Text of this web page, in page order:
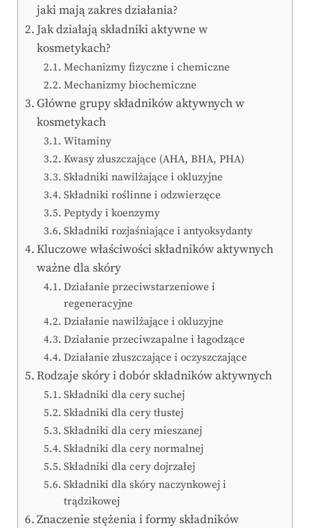
jaki mają zakres działania?
Jak działają składniki aktywne w
kosmetykach?
Mechanizmy fizyczne i chemiczne
Mechanizmy biochemiczne
Główne grupy składników aktywnych w
kosmetykach
Witaminy
Kwasy złuszczające (AHA, BHA, PHA)
Składniki nawilżające i okluzyjne
Składniki roślinne i odzwierzęce
Peptydy i koenzymy
Składniki rozjaśniające i antyoksydanty
Kluczowe właściwości składników aktywnych
ważne dla skóry
Działanie przeciwstarzeniowe i
regeneracyjne
Działanie nawilżające i okluzyjne
Działanie przeciwzapalne i łagodzące
Działanie złuszczające i oczyszczające
Rodzaje skóry i dobór składników aktywnych
Składniki dla cery suchej
Składniki dla cery tłustej
Składniki dla cery mieszanej
Składniki dla cery normalnej
Składniki dla cery dojrzałej
Składniki dla skóry naczynkowej i
trądzikowej
Znaczenie stężenia i formy składników